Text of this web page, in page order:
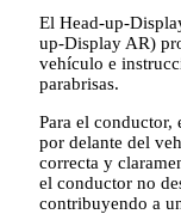
El Head-up-
up-Display AR)
vehículo e
parabrisas.
Para el conductor,
por delante del
correcta y
el conductor no
contribuyendo a